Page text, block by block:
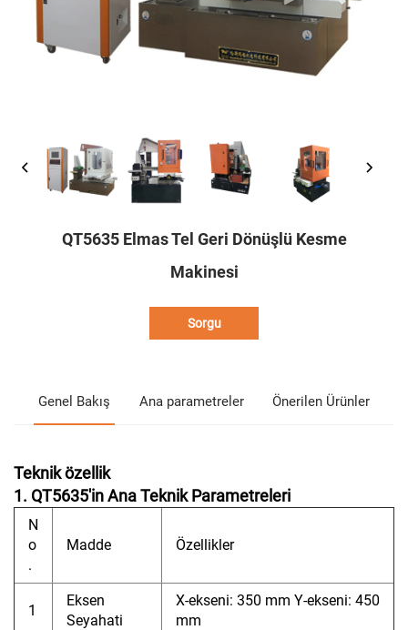
QT5635 Elmas Tel Geri Dönüşlü Kesme
Makinesi
Sorgu
Genel Bakış Ana parametreler Önerilen Ürünler
Teknik özellik
1. QT5635'in Ana Teknik Parametreleri
N
o
.
Madde Özellikler
1
Eksen
Seyahati
X-ekseni: 350 mm Y-ekseni: 450
mm